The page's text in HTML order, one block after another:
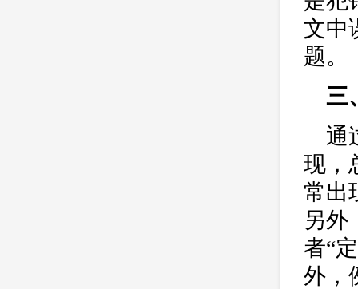
文中
题。
三
通
现，
常出
另外
者“
外，